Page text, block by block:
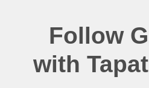
Follow
with